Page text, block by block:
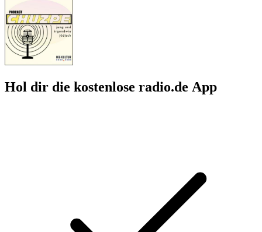
Hol dir die kostenlose radio.de App